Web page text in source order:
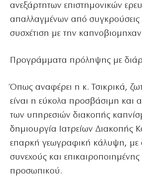
ανεξάρτητων επιστημονικών
απαλλαγμένων από
συσχέτιση με την
Προγράμματα πρόληψης με
Όπως αναφέρει η κ. Τσικρικά,
είναι η εύκολα προσβάσιμη και
των υπηρεσιών διακοπής
δημιουργία Ιατρείων Διακοπής
επαρκή γεωγραφική κάλυψη, με
συνεχούς και
προσωπικού.